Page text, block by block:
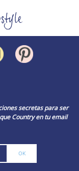
secretas para ser
Country en tu email